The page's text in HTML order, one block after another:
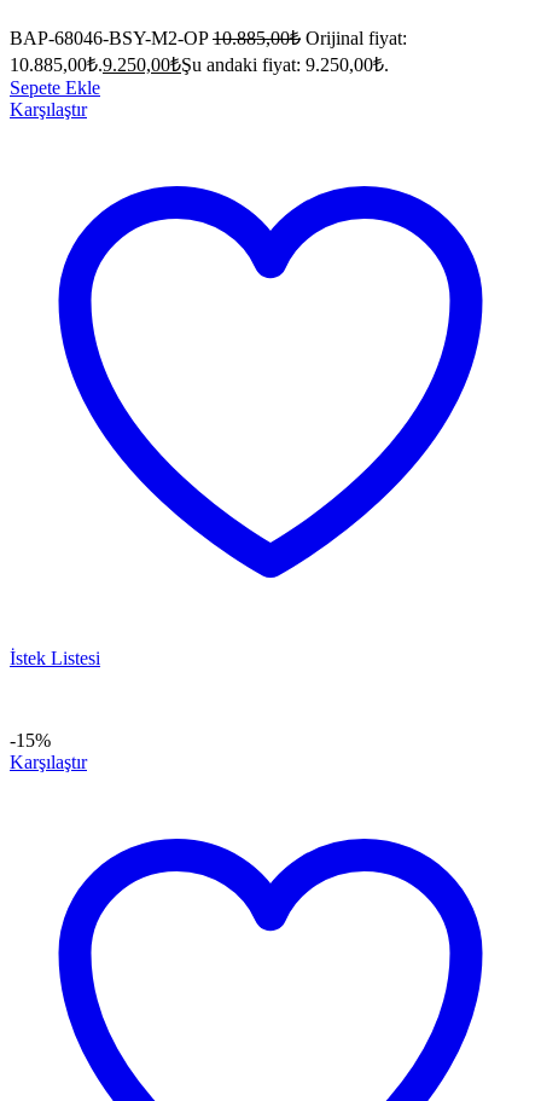
BAP-68046-BSY-M2-OP 10.885,00₺ Orijinal fiyat:
10.885,00₺.9.250,00₺Şu andaki fiyat: 9.250,00₺.
Sepete Ekle
Karşılaştır
İstek Listesi
-15%
Karşılaştır